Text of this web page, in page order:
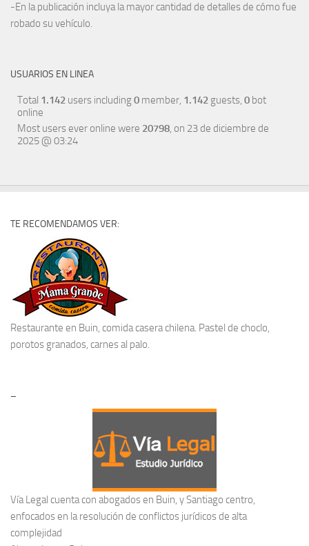
-En la publicación incluya la mayor cantidad de detalles de cómo fue
robado su vehículo.
USUARIOS EN LINEA
Total 1.142 users including0 member, 1.142 guests, 0 bot
online
Most users ever online were 20798, on 23 de diciembre de
2025 @ 03:24
TE RECOMENDAMOS VER:
Restaurante en Buin, comida casera chilena. Pastel de choclo,
porotos granados, carnes al palo.
–
Vía Legal cuenta con abogados en Buin, y Santiago centro,
enfocados en la resolución de conflictos jurídicos de alta
complejidad